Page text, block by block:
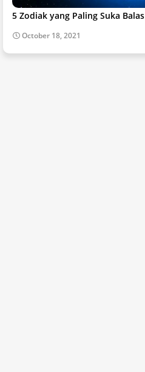
5 Zodiak yang Paling Suka
October 18, 2021